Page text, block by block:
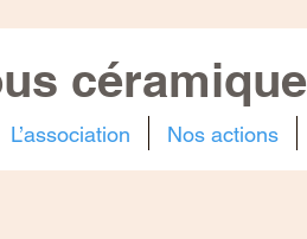
céramique
L’association Nos actions